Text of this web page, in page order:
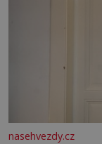
nasehvezdy.cz